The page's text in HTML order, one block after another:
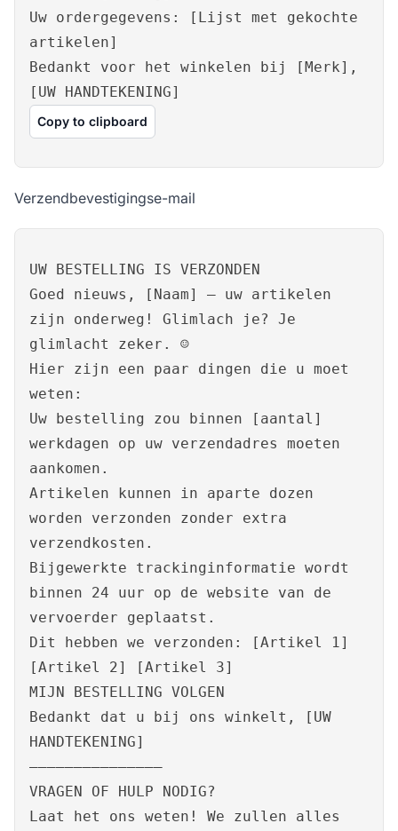
Uw ordergegevens: [Lijst met gekochte
artikelen]
Bedankt voor het winkelen bij [Merk],
[UW HANDTEKENING]
Copy to clipboard
Verzendbevestigingse-mail
UW BESTELLING IS VERZONDEN
Goed nieuws, [Naam] – uw artikelen
zijn onderweg! Glimlach je? Je
glimlacht zeker. ☺
Hier zijn een paar dingen die u moet
weten:
Uw bestelling zou binnen [aantal]
werkdagen op uw verzendadres moeten
aankomen.
Artikelen kunnen in aparte dozen
worden verzonden zonder extra
verzendkosten.
Bijgewerkte trackinginformatie wordt
binnen 24 uur op de website van de
vervoerder geplaatst.
Dit hebben we verzonden: [Artikel 1]
[Artikel 2] [Artikel 3]
MIJN BESTELLING VOLGEN
Bedankt dat u bij ons winkelt, [UW
HANDTEKENING]
———————————————
VRAGEN OF HULP NODIG?
Laat het ons weten! We zullen alles